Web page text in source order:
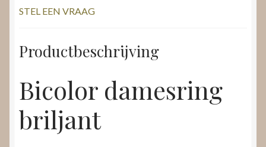
STEL EEN VRAAG
Productbeschrijving
Bicolor damesring
briljant